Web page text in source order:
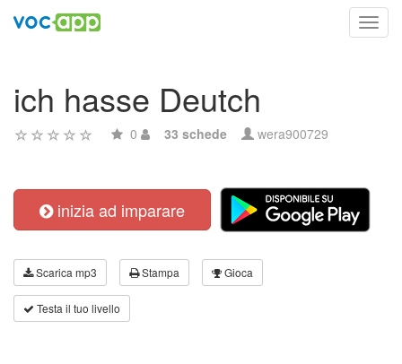
ich hasse Deutch
0 33 schede wera900729
inizia ad imparare
Scarica mp3 Stampa Gioca
Testa il tuo livello